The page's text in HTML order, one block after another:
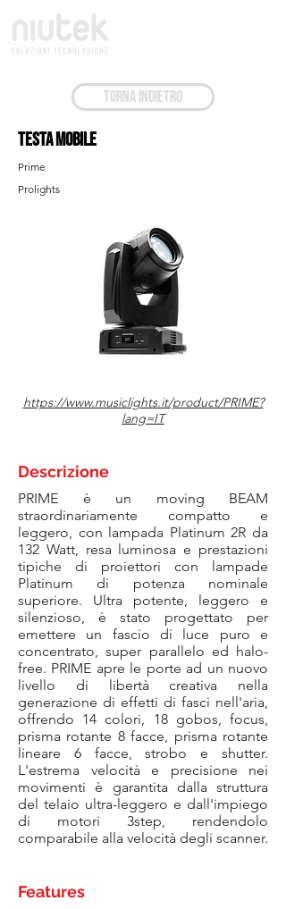
TORNA INDIETRO
Testa Mobile
Prime
Prolights
https://www.musiclights.it/product/PRIME?
lang=IT
Descrizione
PRIME è un moving BEAM
straordinariamente compatto e
leggero, con lampada Platinum 2R da
132 Watt, resa luminosa e prestazioni
tipiche di proiettori con lampade
Platinum di potenza nominale
superiore. Ultra potente, leggero e
silenzioso, è stato progettato per
emettere un fascio di luce puro e
concentrato, super parallelo ed halo-
free. PRIME apre le porte ad un nuovo
livello di libertà creativa nella
generazione di effetti di fasci nell'aria,
offrendo 14 colori, 18 gobos, focus,
prisma rotante 8 facce, prisma rotante
lineare 6 facce, strobo e shutter.
L'estrema velocità e precisione nei
movimenti è garantita dalla struttura
del telaio ultra-leggero e dall'impiego
di motori 3step, rendendolo
comparabile alla velocità degli scanner.
Features